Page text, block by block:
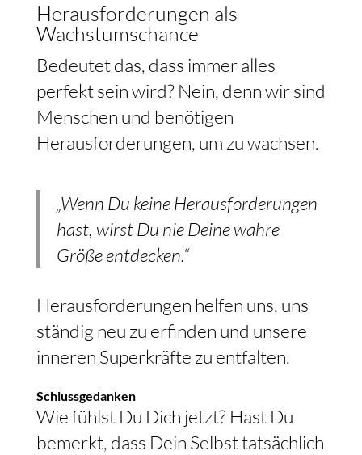
Herausforderungen als
Wachstumschance
Bedeutet das, dass immer alles
perfekt sein wird? Nein, denn wir sind
Menschen und benötigen
Herausforderungen, um zu wachsen.
„Wenn Du keine Herausforderungen
hast, wirst Du nie Deine wahre
Größe entdecken.“
Herausforderungen helfen uns, uns
ständig neu zu erfinden und unsere
inneren Superkräfte zu entfalten.
Schlussgedanken
Wie fühlst Du Dich jetzt? Hast Du
bemerkt, dass Dein Selbst tatsächlich